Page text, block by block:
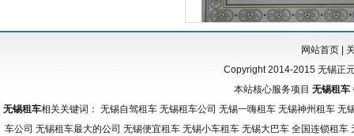
网站首页|
Copyright 2014-2015 无锡正
本站核心服务项目 无锡租车
无锡租车相关关键词： 无锡自驾租车 无锡租车公司 无锡一嗨租车 无锡神州租车
车公司 无锡租车最大的公司 无锡便宜租车 无锡小车租车 无锡大巴车 全国连锁租